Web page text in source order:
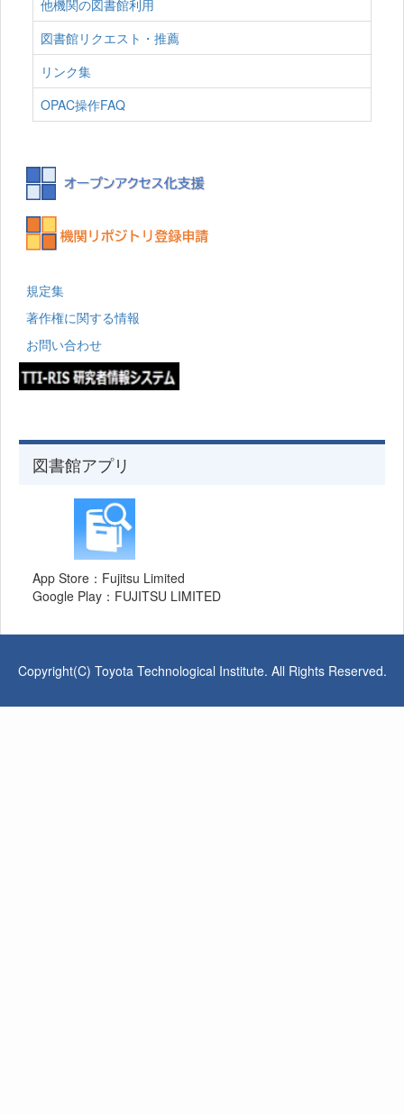
他機関の図書館利用
図書館リクエスト・推薦
リンク集
OPAC操作FAQ
規定集
著作権に関する情報
お問い合わせ
図書館アプリ
App Store：Fujitsu Limited
Google Play：FUJITSU LIMITED
Copyright(C) Toyota Technological Institute. All Rights Reserved.